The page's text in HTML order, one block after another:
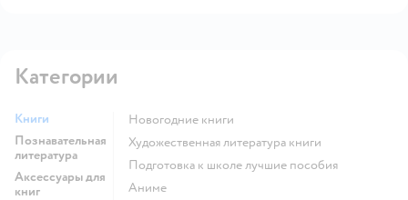
Категории
Книги
Познавательная
литература
Аксессуары для
книг
новогодние книги
художественная литература книги
подготовка к школе лучшие пособия
Аниме